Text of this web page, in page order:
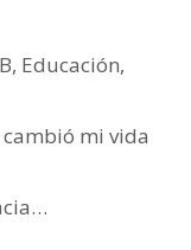
, Educación,
mi vida